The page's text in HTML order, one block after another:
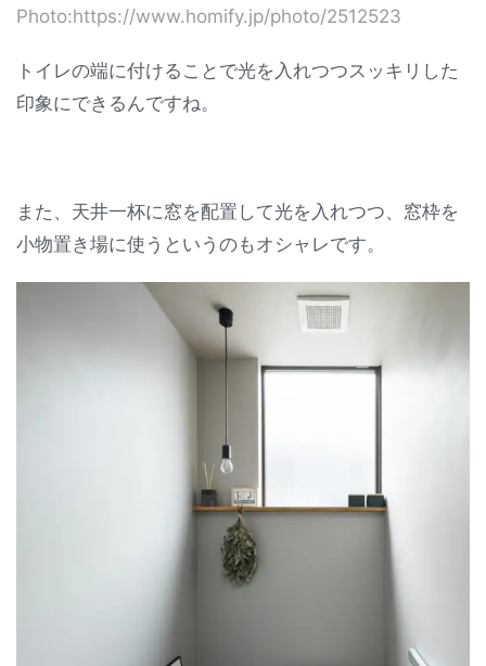
Photo:https://www.homify.jp/photo/2512523
トイレの端に付けることで光を入れつつスッキリした
印象にできるんですね。
また、天井一杯に窓を配置して光を入れつつ、窓枠を
小物置き場に使うというのもオシャレです。